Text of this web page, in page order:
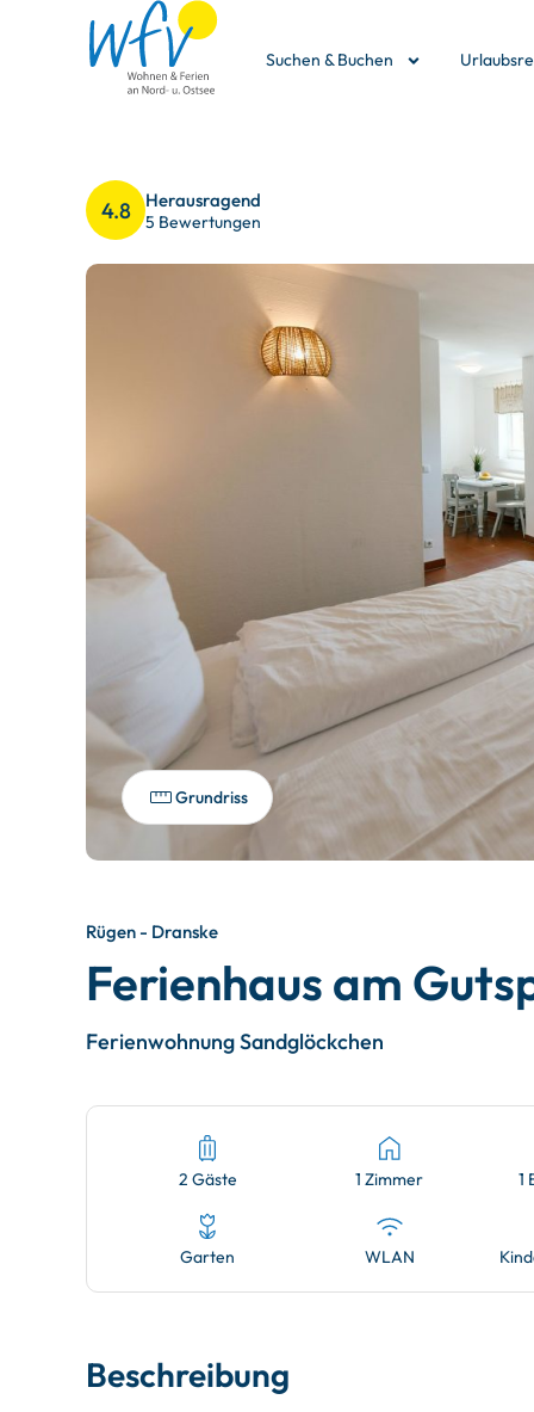
Suchen & Buchen
4.8 Herausragend
5 Bewertungen
Grundriss
Rügen - Dranske
Ferienhaus am
Ferienwohnung Sandglöckchen
2 Gäste 1 Zimmer 1
Garten WLAN
Beschreibung